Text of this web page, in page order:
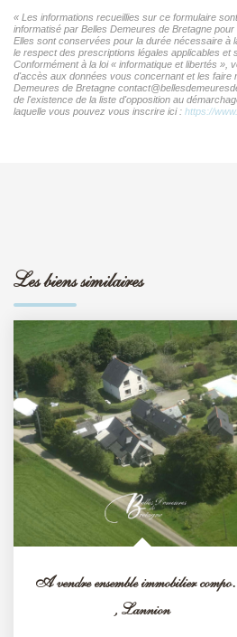
« Les informations recueillies sur ce formulaire
informatisé par Belles Demeures de Bretagne
Elles sont conservées pour la durée nécessaire à
le respect des prescriptions légales applicables et
Conformément à la loi « informatique et libertés »,
d'accès aux données vous concernant et les faire
Demeures de Bretagne
de l'existence de la liste d'opposition au
laquelle vous pouvez vous inscrire ici : https://
Les biens similaires
A vendre
, Lannion